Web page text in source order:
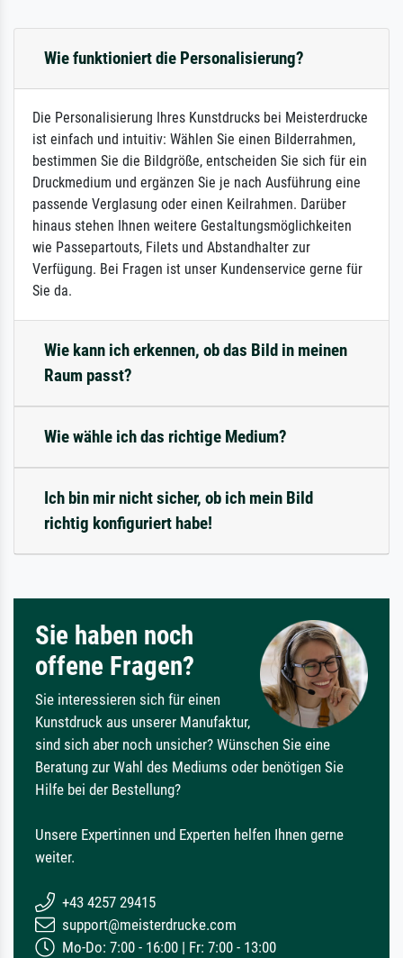
Wie funktioniert die Personalisierung?
Die Personalisierung Ihres Kunstdrucks bei Meisterdrucke
ist einfach und intuitiv: Wählen Sie einen Bilderrahmen,
bestimmen Sie die Bildgröße, entscheiden Sie sich für ein
Druckmedium und ergänzen Sie je nach Ausführung eine
passende Verglasung oder einen Keilrahmen. Darüber
hinaus stehen Ihnen weitere Gestaltungsmöglichkeiten
wie Passepartouts, Filets und Abstandhalter zur
Verfügung. Bei Fragen ist unser Kundenservice gerne für
Sie da.
Wie kann ich erkennen, ob das Bild in meinen
Raum passt?
Wie wähle ich das richtige Medium?
Ich bin mir nicht sicher, ob ich mein Bild
richtig konfiguriert habe!
Sie haben noch
offene Fragen?
Sie interessieren sich für einen
Kunstdruck aus unserer Manufaktur,
sind sich aber noch unsicher? Wünschen Sie eine
Beratung zur Wahl des Mediums oder benötigen Sie
Hilfe bei der Bestellung?
Unsere Expertinnen und Experten helfen Ihnen gerne
weiter.
+43 4257 29415
support@meisterdrucke.com
Mo-Do: 7:00 - 16:00 | Fr: 7:00 - 13:00